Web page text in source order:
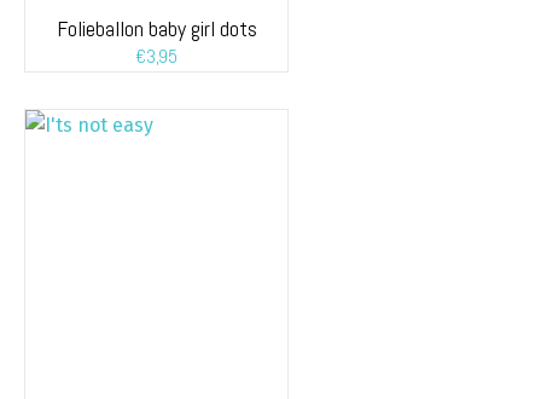
Folieballon baby girl dots
€3,95